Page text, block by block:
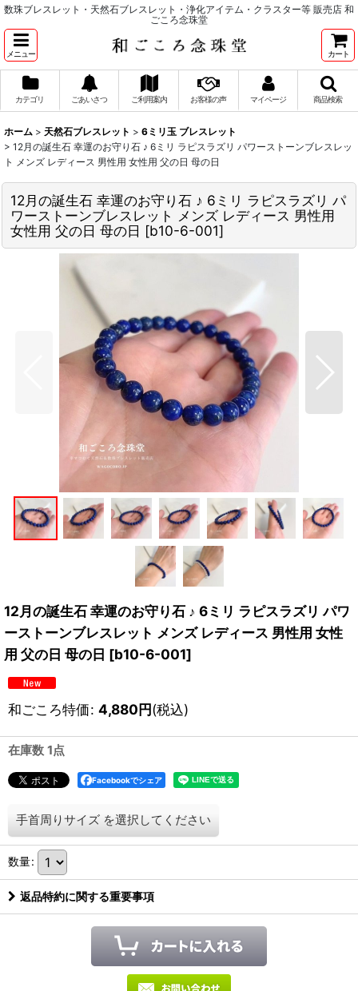
数珠ブレスレット・天然石ブレスレット・浄化アイテム・クラスター等 販売店 和
ごころ念珠堂
メニュー カート
カテゴリ ごあいさつ ご利用案内 お客様の声 マイページ 商品検索
ホーム > 天然石ブレスレット > 6ミリ玉 ブレスレット
> 12月の誕生石 幸運のお守り石 ♪ 6ミリ ラピスラズリ パワーストーンブレスレッ
ト メンズ レディース 男性用 女性用 父の日 母の日
12月の誕生石 幸運のお守り石 ♪ 6ミリ ラピスラズリ パ
ワーストーンブレスレット メンズ レディース 男性用
女性用 父の日 母の日 [b10-6-001]
12月の誕生石 幸運のお守り石 ♪ 6ミリ ラピスラズリ パワ
ーストーンブレスレット メンズ レディース 男性用 女性
用 父の日 母の日 [b10-6-001]
和ごころ特価: 4,880円(税込)
在庫数 1点
Facebookでシェア
手首周りサイズ を選択してください
数量:
返品特約に関する重要事項